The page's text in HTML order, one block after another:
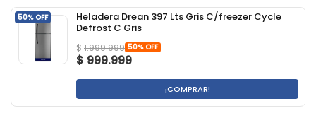
50% OFF
Heladera Drean 397 Lts Gris C/freezer Cycle
Defrost C Gris
$ 1.999.999 50% OFF
$ 999.999
¡COMPRAR!